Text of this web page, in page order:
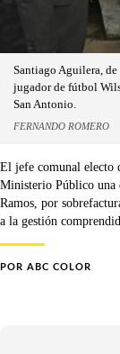
Santiago Aguilera,
jugador de fútbol
San Antonio.
FERNANDO ROMERO
El jefe comunal electo
Ministerio Público una
Ramos, por
a la gestión
POR ABC COLOR